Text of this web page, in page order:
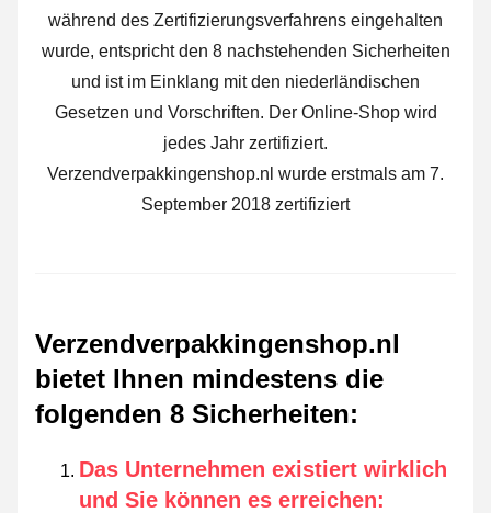
während des Zertifizierungsverfahrens eingehalten
wurde, entspricht den 8 nachstehenden Sicherheiten
und ist im Einklang mit den niederländischen
Gesetzen und Vorschriften. Der Online-Shop wird
jedes Jahr zertifiziert.
Verzendverpakkingenshop.nl wurde erstmals am 7.
September 2018 zertifiziert
Verzendverpakkingenshop.nl
bietet Ihnen mindestens die
folgenden 8 Sicherheiten:
Das Unternehmen existiert wirklich
und Sie können es erreichen: